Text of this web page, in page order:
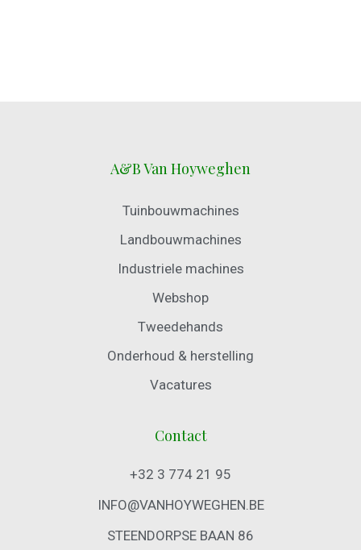
A&B Van Hoyweghen
Tuinbouwmachines
Landbouwmachines
Industriele machines
Webshop
Tweedehands
Onderhoud & herstelling
Vacatures
Contact
+32 3 774 21 95
INFO@VANHOYWEGHEN.BE
STEENDORPSE BAAN 86